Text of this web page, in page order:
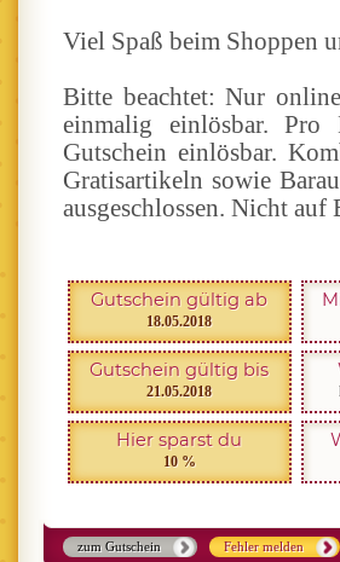
Viel Spaß beim Shoppen
Bitte beachtet: Nur
einmalig einlösbar.
Gutschein einlösbar.
Gratisartikeln sowie
ausgeschlossen. Nicht auf
Gutschein gültig ab
18.05.2018
Gutschein gültig bis
21.05.2018
Hier sparst du
10 %
zum Gutschein Fehler melden